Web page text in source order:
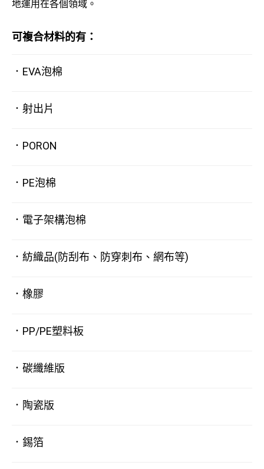
地運用在各個領域。
可複合材料的有：
．EVA泡棉
．射出片
．PORON
．PE泡棉
．電子架構泡棉
．紡織品(防刮布、防穿刺布、網布等)
．橡膠
．PP/PE塑料板
．碳纖維版
．陶瓷版
．錫箔